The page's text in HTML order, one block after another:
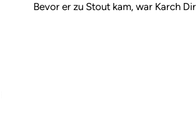
Bevor er zu Stout kam, war Karch